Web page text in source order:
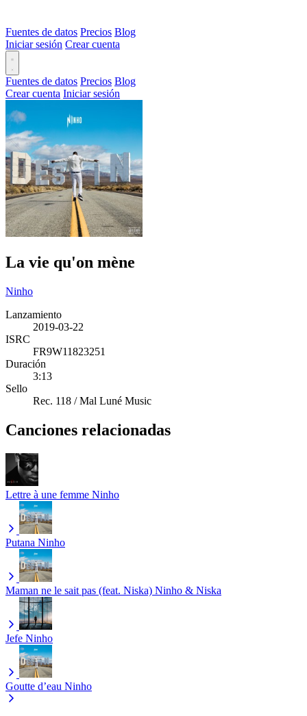
Fuentes de datos Precios Blog
Iniciar sesión Crear cuenta
Fuentes de datos Precios Blog
Crear cuenta Iniciar sesión
La vie qu'on mène
Ninho
Lanzamiento
2019-03-22
ISRC
FR9W11823251
Duración
3:13
Sello
Rec. 118 / Mal Luné Music
Canciones relacionadas
Lettre à une femme Ninho
Putana Ninho
Maman ne le sait pas (feat. Niska) Ninho & Niska
Jefe Ninho
Goutte d’eau Ninho